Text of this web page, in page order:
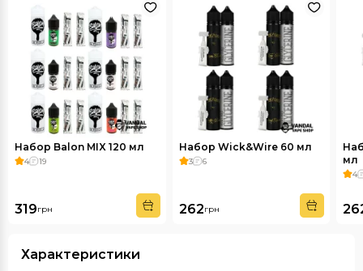
Набор Balon MIX 120 мл
4 19
319грн
Набор Wick&Wire 60 мл
3 6
262грн
мл
4
Характеристики